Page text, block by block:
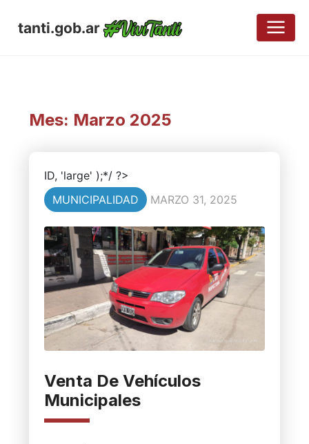
tanti.gob.ar
Mes: Marzo 2025
ID, 'large' );*/ ?>
MUNICIPALIDAD
MARZO 31, 2025
Venta De Vehículos
Municipales